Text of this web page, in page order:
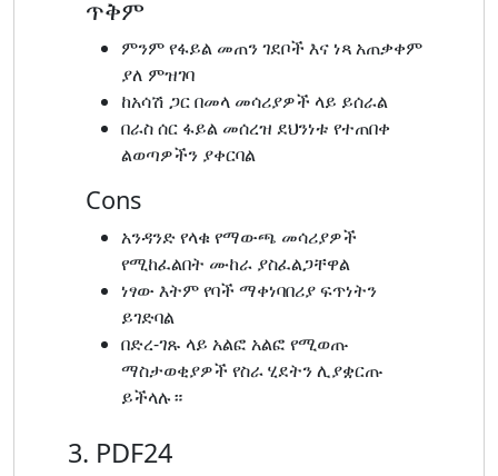
ጥቅም
ምንም የፋይል መጠን ገደቦች እና ነጻ አጠቃቀም
ያለ ምዝገባ
ከአሳሽ ጋር በመላ መሳሪያዎች ላይ ይሰራል
በራስ ሰር ፋይል መሰረዝ ደህንነቱ የተጠበቀ
ልወጣዎችን ያቀርባል
Cons
አንዳንድ የላቁ የማውጫ መሳሪያዎች
የሚከፈልበት ሙከራ ያስፈልጋቸዋል
ነፃው እትም የባች ማቀነባበሪያ ፍጥነትን
ይገድባል
በድረ-ገጹ ላይ አልፎ አልፎ የሚወጡ
ማስታወቂያዎች የስራ ሂደትን ሊያቋርጡ
ይችላሉ።
3. PDF24